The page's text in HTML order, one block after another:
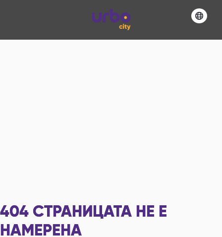
404 СТРАНИЦАТА НЕ Е
НАМЕРЕНА